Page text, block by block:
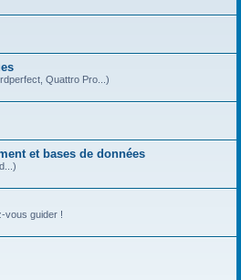
Quattro Pro...)
et bases de données
vous guider !